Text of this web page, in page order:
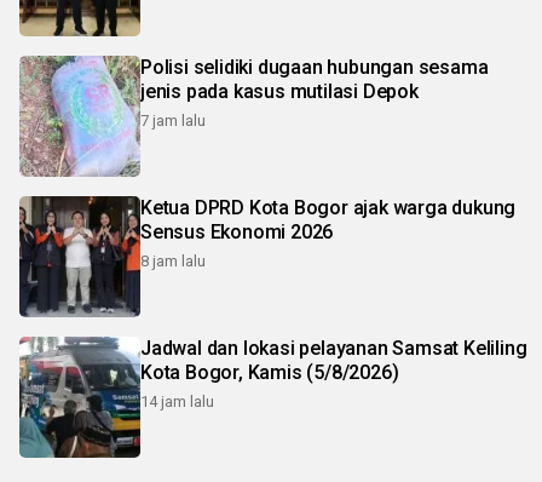
Polisi selidiki dugaan hubungan sesama
jenis pada kasus mutilasi Depok
7 jam lalu
Ketua DPRD Kota Bogor ajak warga dukung
Sensus Ekonomi 2026
8 jam lalu
Jadwal dan lokasi pelayanan Samsat Keliling
Kota Bogor, Kamis (5/8/2026)
14 jam lalu